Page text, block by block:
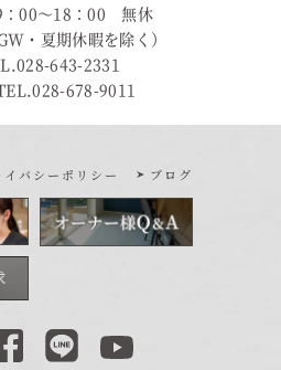
：00〜18：00 無休
・夏期休暇を除く）
643-2331
678-9011
イバシーポリシー ブログ